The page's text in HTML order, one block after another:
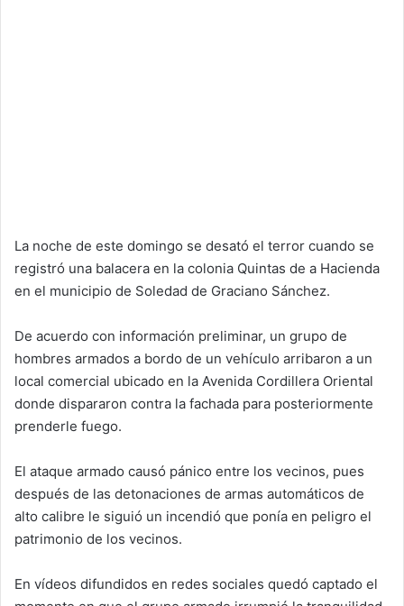
La noche de este domingo se desató el terror cuando se
registró una balacera en la colonia Quintas de a Hacienda
en el municipio de Soledad de Graciano Sánchez.
De acuerdo con información preliminar, un grupo de
hombres armados a bordo de un vehículo arribaron a un
local comercial ubicado en la Avenida Cordillera Oriental
donde dispararon contra la fachada para posteriormente
prenderle fuego.
El ataque armado causó pánico entre los vecinos, pues
después de las detonaciones de armas automáticos de
alto calibre le siguió un incendió que ponía en peligro el
patrimonio de los vecinos.
En vídeos difundidos en redes sociales quedó captado el